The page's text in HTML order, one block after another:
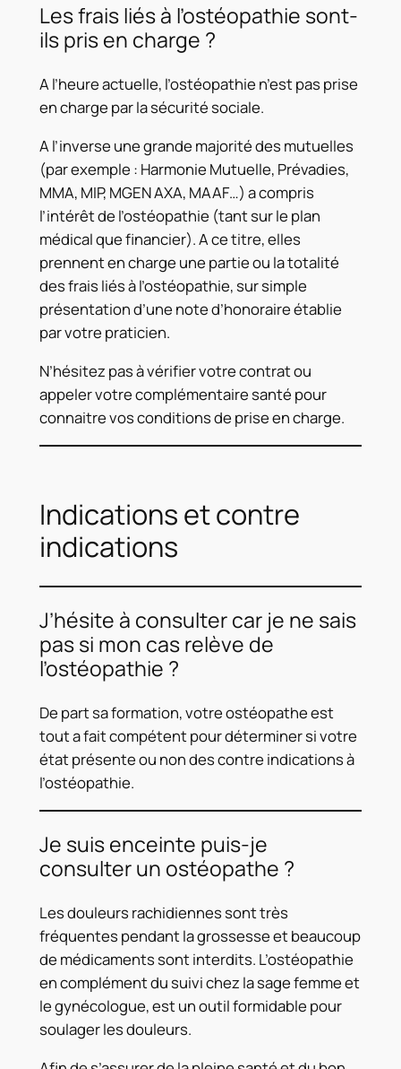
Les frais liés à l’ostéopathie sont-
ils pris en charge ?
A l’heure actuelle, l’ostéopathie n’est pas prise
en charge par la sécurité sociale.
A l’inverse une grande majorité des mutuelles
(par exemple : Harmonie Mutuelle, Prévadies,
MMA, MIP, MGEN AXA, MAAF…) a compris
l’intérêt de l’ostéopathie (tant sur le plan
médical que financier). A ce titre, elles
prennent en charge une partie ou la totalité
des frais liés à l’ostéopathie, sur simple
présentation d’une note d’honoraire établie
par votre praticien.
N’hésitez pas à vérifier votre contrat ou
appeler votre complémentaire santé pour
connaitre vos conditions de prise en charge.
Indications et contre
indications
J’hésite à consulter car je ne sais
pas si mon cas relève de
l’ostéopathie ?
De part sa formation, votre ostéopathe est
tout a fait compétent pour déterminer si votre
état présente ou non des contre indications à
l’ostéopathie.
Je suis enceinte puis-je
consulter un ostéopathe ?
Les douleurs rachidiennes sont très
fréquentes pendant la grossesse et beaucoup
de médicaments sont interdits. L’ostéopathie
en complément du suivi chez la sage femme et
le gynécologue, est un outil formidable pour
soulager les douleurs.